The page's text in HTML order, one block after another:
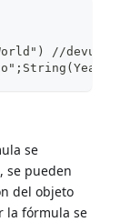
//devuelve
se
se pueden
del objeto
la fórmula se